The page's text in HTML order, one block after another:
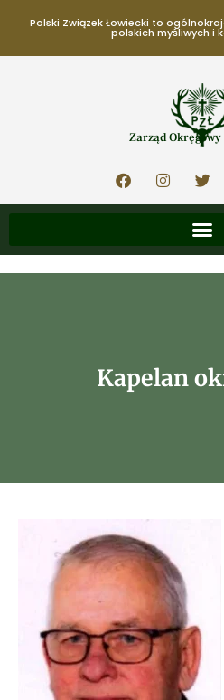
Polski Związek Łowiecki to
polskich myśliwych i
Zarząd Okręgowy
Kapelan